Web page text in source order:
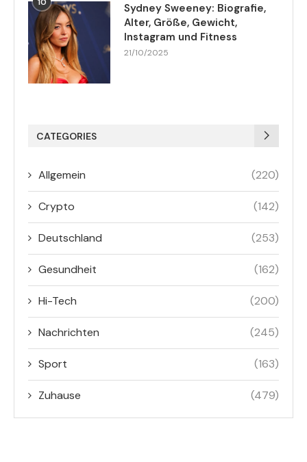
Sydney Sweeney: Biografie,
Alter, Größe, Gewicht,
Instagram und Fitness
21/10/2025
CATEGORIES
Allgemein (220)
Crypto (142)
Deutschland (253)
Gesundheit (162)
Hi-Tech (200)
Nachrichten (245)
Sport (163)
Zuhause (479)